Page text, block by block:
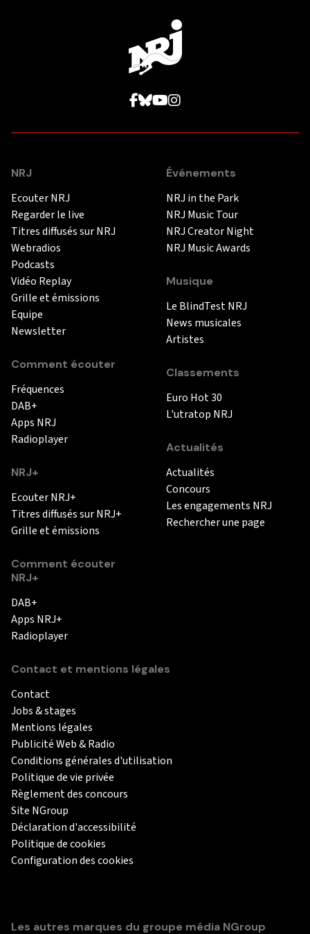
NRJ
Ecouter NRJ
Regarder le live
Titres diffusés sur NRJ
Webradios
Podcasts
Vidéo Replay
Grille et émissions
Equipe
Newsletter
Comment écouter
Fréquences
DAB+
Apps NRJ
Radioplayer
NRJ+
Ecouter NRJ+
Titres diffusés sur NRJ+
Grille et émissions
Comment écouter
NRJ+
DAB+
Apps NRJ+
Radioplayer
Événements
NRJ in the Park
NRJ Music Tour
NRJ Creator Night
NRJ Music Awards
Musique
Le BlindTest NRJ
News musicales
Artistes
Classements
Euro Hot 30
L'utratop NRJ
Actualités
Actualités
Concours
Les engagements NRJ
Rechercher une page
Contact et mentions légales
Contact
Jobs & stages
Mentions légales
Publicité Web & Radio
Conditions générales d'utilisation
Politique de vie privée
Règlement des concours
Site NGroup
Déclaration d'accessibilité
Politique de cookies
Configuration des cookies
Les autres marques du groupe média NGroup